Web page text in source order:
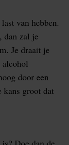
van hebben.
dan zal je
Je draait je
door een
kans groot dat